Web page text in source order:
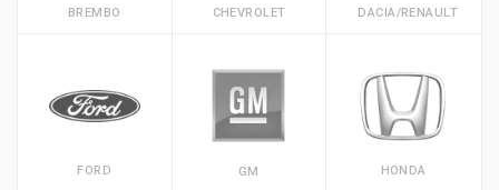
BREMBO CHEVROLET DACIA/RENAULT
FORD GM HONDA